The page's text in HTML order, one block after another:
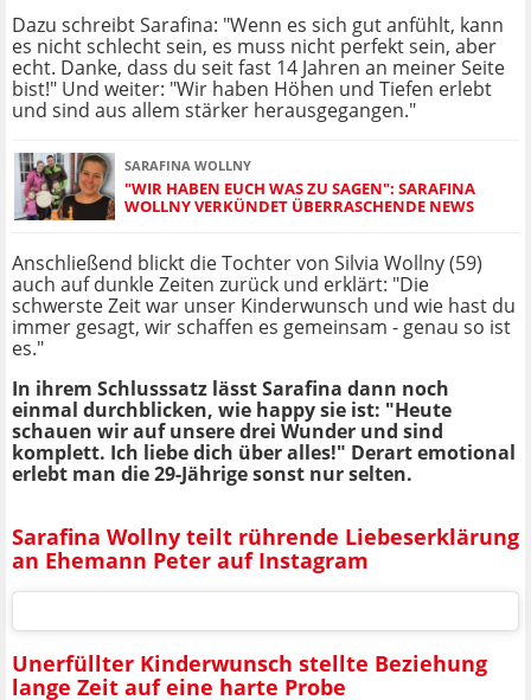
Dazu schreibt Sarafina: "Wenn es sich gut anfühlt, kann
es nicht schlecht sein, es muss nicht perfekt sein, aber
echt. Danke, dass du seit fast 14 Jahren an meiner Seite
bist!" Und weiter: "Wir haben Höhen und Tiefen erlebt
und sind aus allem stärker herausgegangen."
SARAFINA WOLLNY
"WIR HABEN EUCH WAS ZU SAGEN": SARAFINA
WOLLNY VERKÜNDET ÜBERRASCHENDE NEWS
Anschließend blickt die Tochter von Silvia Wollny (59)
auch auf dunkle Zeiten zurück und erklärt: "Die
schwerste Zeit war unser Kinderwunsch und wie hast du
immer gesagt, wir schaffen es gemeinsam - genau so ist
es."
In ihrem Schlusssatz lässt Sarafina dann noch
einmal durchblicken, wie happy sie ist: "Heute
schauen wir auf unsere drei Wunder und sind
komplett. Ich liebe dich über alles!" Derart emotional
erlebt man die 29-Jährige sonst nur selten.
Sarafina Wollny teilt rührende Liebeserklärung
an Ehemann Peter auf Instagram
Unerfüllter Kinderwunsch stellte Beziehung
lange Zeit auf eine harte Probe